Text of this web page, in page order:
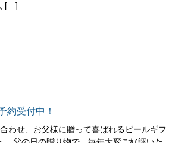
[…]
約受付中！
わせ、お父様に贈って喜ばれるビールギフ